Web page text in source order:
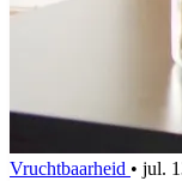
Vruchtbaarheid • jul.